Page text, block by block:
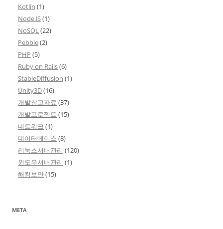
Kotlin (1)
Node.JS(1)
NoSQL(22)
Pebble(2)
PHP (5)
Ruby on Rails(6)
StableDiffusion (1)
Unity3D(16)
개발참고자료 (37)
개발프로젝트 (15)
네트워크 (1)
데이터베이스 (8)
리눅스서버관리 (120)
윈도우서버관리 (1)
해킹보안(15)
META